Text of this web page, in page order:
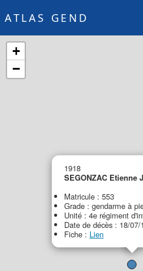
ATLAS GEND
1918
SEGONZAC Etienne
Matricule : 553
Grade : gendarme à
Unité : 4e régiment
Date de décès : 18/07/
Fiche : Lien
+
−